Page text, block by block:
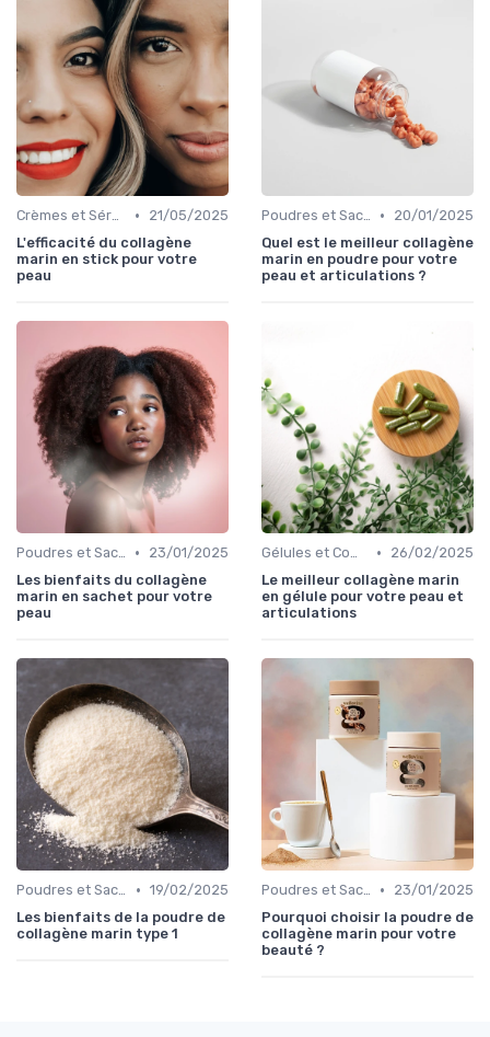
Crèmes et Sérums •
21/05/2025
L'efficacité du collagène
marin en stick pour votre
peau
Poudres et Sachets •
20/01/2025
Quel est le meilleur collagène
marin en poudre pour votre
peau et articulations ?
Poudres et Sachets •
23/01/2025
Les bienfaits du collagène
marin en sachet pour votre
peau
Gélules et Comprimés •
26/02/2025
Le meilleur collagène marin
en gélule pour votre peau et
articulations
Poudres et Sachets • 19/02/2025
Les bienfaits de la poudre de
collagène marin type 1
Poudres et Sachets •
23/01/2025
Pourquoi choisir la poudre de
collagène marin pour votre
beauté ?